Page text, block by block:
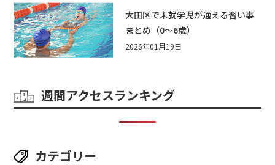
大田区で未就学児が通える習い事
まとめ（0〜6歳）
2026年01月19日
週間アクセスランキング
カテゴリー